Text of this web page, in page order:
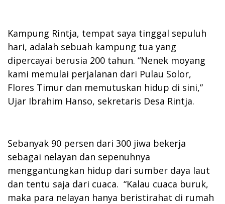
Kampung Rintja, tempat saya tinggal sepuluh
hari, adalah sebuah kampung tua yang
dipercayai berusia 200 tahun. “Nenek moyang
kami memulai perjalanan dari Pulau Solor,
Flores Timur dan memutuskan hidup di sini,”
Ujar Ibrahim Hanso, sekretaris Desa Rintja.
Sebanyak 90 persen dari 300 jiwa bekerja
sebagai nelayan dan sepenuhnya
menggantungkan hidup dari sumber daya laut
dan tentu saja dari cuaca. “Kalau cuaca buruk,
maka para nelayan hanya beristirahat di rumah